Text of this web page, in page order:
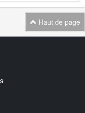
Haut de page